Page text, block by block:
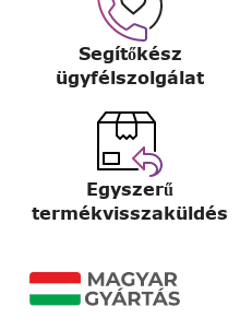
Segítőkész
ügyfélszolgálat
Egyszerű
termékvisszaküldés